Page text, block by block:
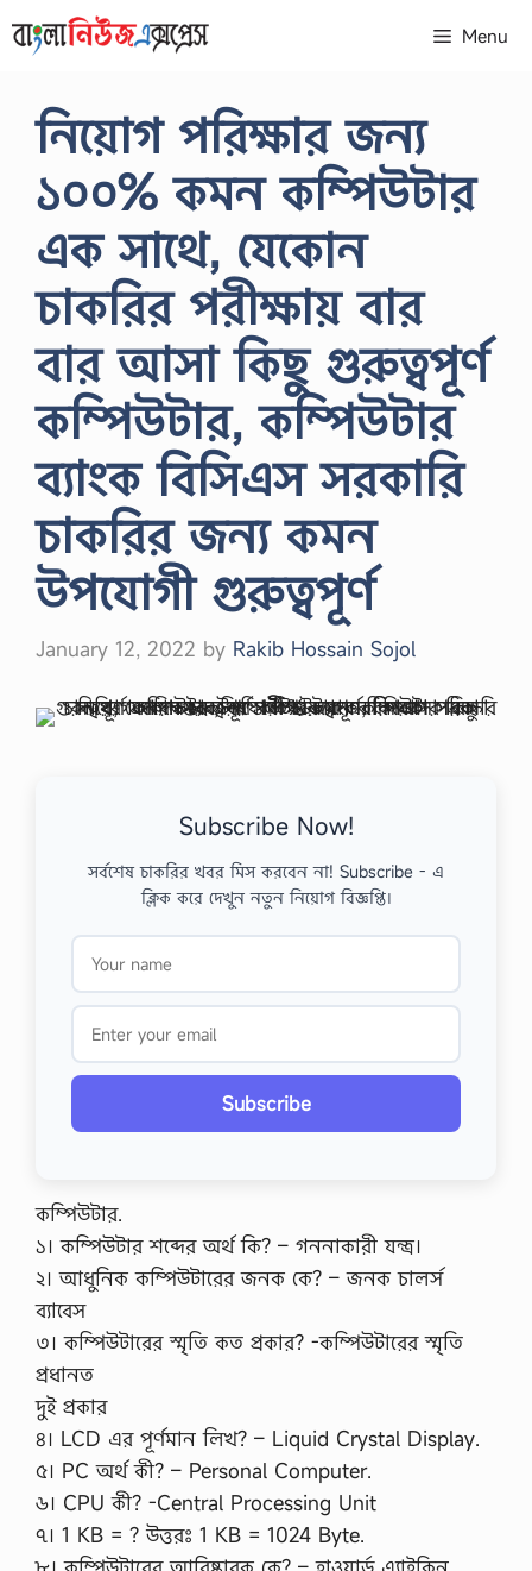
to
Menu
নিয়োগ পরিক্ষার জন্য
১০০% কমন কম্পিউটার
এক সাথে, যেকোন
চাকরির পরীক্ষায় বার
বার আসা কিছু গুরুত্বপূর্ণ
কম্পিউটার, কম্পিউটার
ব্যাংক বিসিএস সরকারি
চাকরির জন্য কমন
উপযোগী গুরুত্বপূর্ণ
January 12, 2022 by Rakib Hossain Sojol
Subscribe Now!
সর্বশেষ চাকরির খবর মিস করবেন না! Subscribe - এ
ক্লিক করে দেখুন নতুন নিয়োগ বিজ্ঞপ্তি।
Subscribe
কম্পিউটার.
১। কম্পিউটার শব্দের অর্থ কি? – গননাকারী যন্ত্র।
২। আধুনিক কম্পিউটারের জনক কে? – জনক চালর্স
ব্যাবেস
৩। কম্পিউটারের স্মৃতি কত প্রকার? -কম্পিউটারের স্মৃতি
প্রধানত
দুই প্রকার
৪। LCD এর পূর্ণমান লিখ? – Liquid Crystal Display.
৫। PC অর্থ কী? – Personal Computer.
৬। CPU কী? -Central Processing Unit
৭। 1 KB = ? উত্তরঃ 1 KB = 1024 Byte.